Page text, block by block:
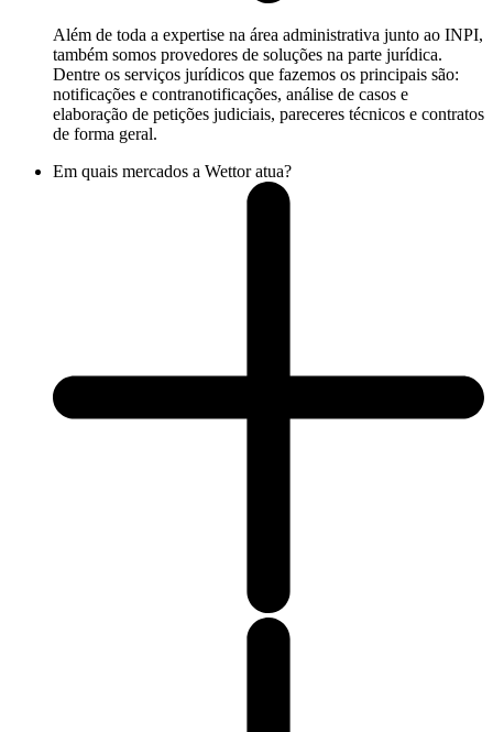
Além de toda a expertise na área administrativa junto ao INPI,
também somos provedores de soluções na parte jurídica.
Dentre os serviços jurídicos que fazemos os principais são:
notificações e contranotificações, análise de casos e
elaboração de petições judiciais, pareceres técnicos e contratos
de forma geral.
Em quais mercados a Wettor atua?